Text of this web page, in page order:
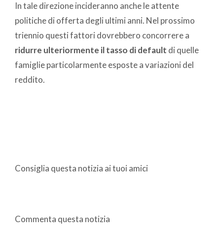
In tale direzione incideranno anche le attente
politiche di offerta degli ultimi anni. Nel prossimo
triennio questi fattori dovrebbero concorrere a
ridurre ulteriormente il tasso di default di quelle
famiglie particolarmente esposte a variazioni del
reddito.
Consiglia questa notizia ai tuoi amici
Commenta questa notizia